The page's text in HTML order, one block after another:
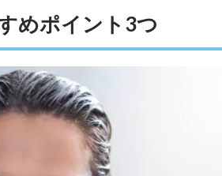
めポイント3つ